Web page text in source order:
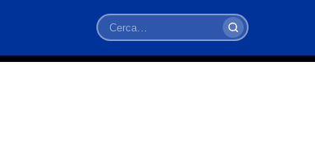
Cerca